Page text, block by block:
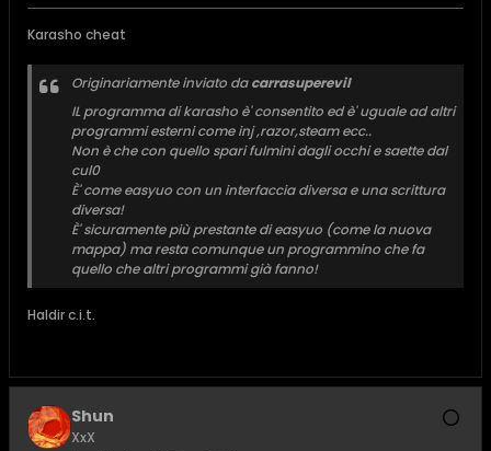
Karasho cheat
Originariamente inviato dacarrasuperevil
IL programma di karasho è' consentito ed è' uguale ad altri
programmi esterni come inj ,razor,steam ecc..
Non è che con quello spari fulmini dagli occhi e saette dal
cul0
È' come easyuo con un interfaccia diversa e una scrittura
diversa!
È' sicuramente più prestante di easyuo (come la nuova
mappa) ma resta comunque un programmino che fa
quello che altri programmi già fanno!
Haldir c.i.t.
Shun
XxX